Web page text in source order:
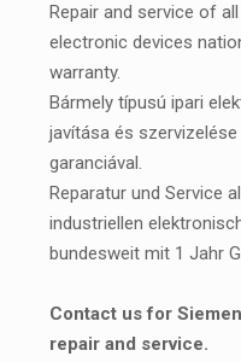
Repair and service of
electronic devices
warranty.
Bármely típusú ipari
javítása és
garanciával.
Reparatur und Service
industriellen
bundesweit mit 1 Jahr
Contact us for
repair and service.